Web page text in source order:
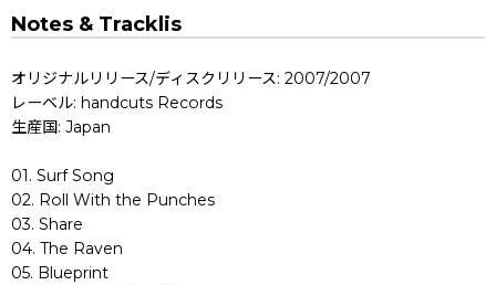
Notes & Tracklis
オリジナルリリース/ディスクリリース: 2007/2007
レーベル: handcuts Records
生産国: Japan
01. Surf Song
02. Roll With the Punches
03. Share
04. The Raven
05. Blueprint